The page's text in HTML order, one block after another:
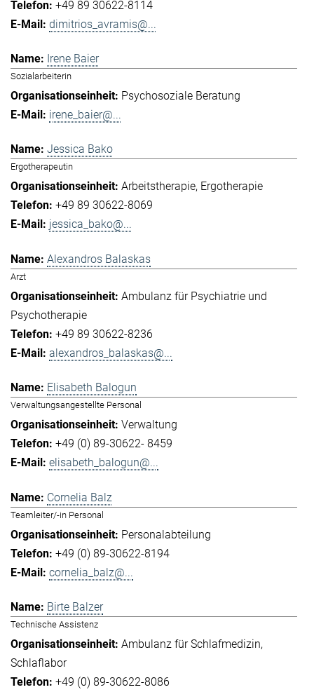
+49 89 30622-8114
dimitrios_avramis@...
Irene Baier
Sozialarbeiterin
Psychosoziale Beratung
irene_baier@...
Jessica Bako
Ergotherapeutin
Arbeitstherapie Ergotherapie
+49 89 30622-8069
jessica_bako@...
Alexandros Balaskas
Arzt
Ambulanz für Psychiatrie und
Psychotherapie
+49 89 30622-8236
alexandros_balaskas@...
Elisabeth Balogun
Verwaltungsangestellte Personal
Verwaltung
+49 (0) 89-30622- 8459
elisabeth_balogun@...
Cornelia Balz
Teamleiter/-in Personal
Personalabteilung
+49 (0) 89-30622-8194
cornelia_balz@...
Birte Balzer
Technische Assistenz
Ambulanz für Schlafmedizin
Schlaflabor
+49 (0) 89-30622-8086